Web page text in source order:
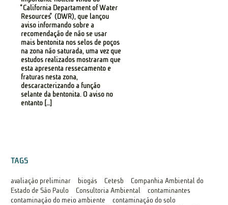
“California Departament of Water
Resources” (DWR), que lançou
aviso informando sobre a
recomendação de não se usar
mais bentonita nos selos de poços
na zona não saturada, uma vez que
estudos realizados mostraram que
esta apresenta ressecamento e
fraturas nesta zona,
descaracterizando a função
selante da bentonita. O aviso no
entanto […]
TAGS
avaliação preliminar biogás Cetesb
Companhia Ambiental do
Estado de São Paulo
Consultoria Ambiental
contaminantes
contaminação do meio ambiente
contaminação do solo